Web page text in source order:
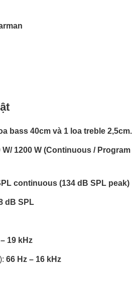
bass 40cm và 1 loa treble 2,5cm.
W/ 1200 W (Continuous / Program
continuous (134 dB SPL peak)
dB SPL
19 kHz
66 Hz – 16 kHz